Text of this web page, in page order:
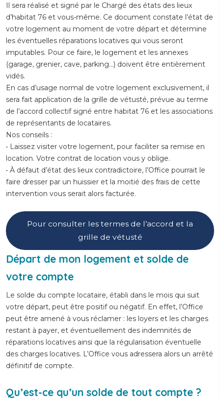
Il sera réalisé et signé par le Chargé des états des lieux
d’habitat 76 et vous-même. Ce document constate l’état de
votre logement au moment de votre départ et détermine
les éventuelles réparations locatives qui vous seront
imputables. Pour ce faire, le logement et les annexes
(garage, grenier, cave, parking…) doivent être entièrement
vidés.
En cas d’usage normal de votre logement exclusivement, il
sera fait application de la grille de vétusté, prévue au terme
de l’accord collectif signé entre habitat 76 et les associations
de représentants de locataires.
Nos conseils :
• Laissez visiter votre logement, pour faciliter sa remise en
location. Votre contrat de location vous y oblige.
• À défaut d’état des lieux contradictoire, l’Office pourrait le
faire dresser par un huissier et la moitié des frais de cette
intervention vous serait alors facturée.
Pour consulter les termes de l’accord et la
grille de vétusté
Départ de mon logement et solde de
votre compte
Le solde du compte locataire, établi dans le mois qui suit
votre départ, peut être positif ou négatif. En effet, l’Office
peut être amené à vous réclamer : les loyers et les charges
restant à payer, et éventuellement des indemnités de
réparations locatives ainsi que la régularisation éventuelle
des charges locatives. L’Office vous adressera alors un arrêté
définitif de compte.
Qu’est-ce qu’un solde de tout compte ?